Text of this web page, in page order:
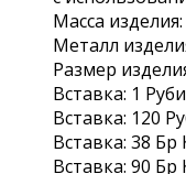
Масса изделия:
Металл
Размер
Вставка: 1
Вставка: 120
Вставка: 38 Бр
Вставка: 90 Бр